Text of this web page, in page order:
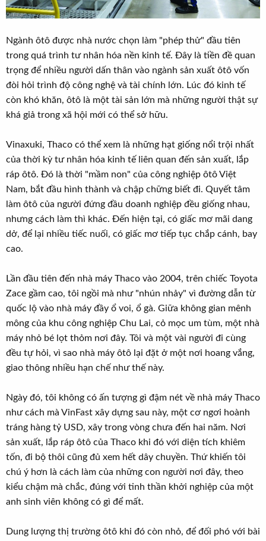
Ngành ôtô được nhà nước chọn làm "phép thử" đầu tiên
trong quá trình tư nhân hóa nền kinh tế. Đây là tiền đề quan
trọng để nhiều người dấn thân vào ngành sản xuất ôtô vốn
đòi hỏi trình độ công nghệ và tài chính lớn. Lúc đó kinh tế
còn khó khăn, ôtô là một tài sản lớn mà những người thật sự
khá giả trong xã hội mới có thể sở hữu.
Vinaxuki, Thaco có thể xem là những hạt giống nổi trội nhất
của thời kỳ tư nhân hóa kinh tế liên quan đến sản xuất, lắp
ráp ôtô. Đó là thời "mầm non" của công nghiệp ôtô Việt
Nam, bắt đầu hình thành và chập chững biết đi. Quyết tâm
làm ôtô của người đứng đầu doanh nghiệp đều giống nhau,
nhưng cách làm thì khác. Đến hiện tại, có giấc mơ mãi dang
dở, để lại nhiều tiếc nuối, có giấc mơ tiếp tục chắp cánh, bay
cao.
Lần đầu tiên đến nhà máy Thaco vào 2004, trên chiếc Toyota
Zace gầm cao, tôi ngồi mà như "nhún nhảy" vì đường dẫn từ
quốc lộ vào nhà máy đầy ổ voi, ổ gà. Giữa không gian mênh
mông của khu công nghiệp Chu Lai, cỏ mọc um tùm, một nhà
máy nhỏ bé lọt thỏm nơi đây. Tôi và một vài người đi cùng
đều tự hỏi, vì sao nhà máy ôtô lại đặt ở một nơi hoang vắng,
giao thông nhiều hạn chế như thế này.
Ngày đó, tôi không có ấn tượng gì đậm nét về nhà máy Thaco
như cách mà VinFast xây dựng sau này, một cơ ngơi hoành
tráng hàng tỷ USD, xây trong vòng chưa đến hai năm. Nơi
sản xuất, lắp ráp ôtô của Thaco khi đó với diện tích khiêm
tốn, đi bộ thôi cũng đủ xem hết dây chuyền. Thứ khiến tôi
chú ý hơn là cách làm của những con người nơi đây, theo
kiểu chậm mà chắc, đúng với tinh thần khởi nghiệp của một
anh sinh viên không có gì để mất.
Dung lượng thị trường ôtô khi đó còn nhỏ, để đối phó với bài